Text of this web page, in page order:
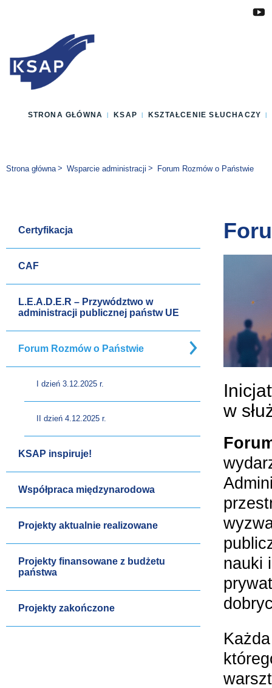
STRONA GŁÓWNA KSAP KSZTAŁCENIE SŁUCHACZY
Jesteś tutaj:
Strona główna Wsparcie administracji Forum Rozmów o Państwie
Certyfikacja
CAF
L.E.A.D.E.R – Przywództwo w
administracji publicznej państw UE
Forum Rozmów o Państwie
I dzień 3.12.2025 r.
II dzień 4.12.2025 r.
KSAP inspiruje!
Współpraca międzynarodowa
Projekty aktualnie realizowane
Projekty finansowane z budżetu
państwa
Projekty zakończone
w
nauki